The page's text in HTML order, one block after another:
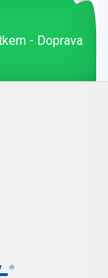
- Doprava